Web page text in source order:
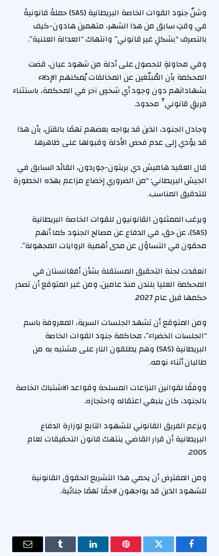
وشنّ جنود القوات الخاصة البريطانية (SAS) حملةً قانونيةً
في وقتٍ سابق من هذا الشهر، متهمين هادون-كيف
بالتصرف “بشكلٍ غير قانوني” وانتهاك “العدالة العلنية”.
وفي محاولةٍ للحصول على أدلة من شهود عيان، قضت
المحكمة بأن المُبلّغين عن المخالفات يُمكنهم الإدلاء
بشهاداتهم دون وجود أي شخصٍ آخر في المحكمة، باستثناء
فريقٍ قانونيٍّ محدود.
وجادل الجنود، الذين قد يواجه بعضهم تهمًا بالقتل، بأن هذا
قد يؤدي إلى عدم فحص الأدلة وقبولها على ظاهرها.
قال العقيد هاميش دي بريتون-جوردون، القائد السابق في
الجيش البريطاني: “من الضروري إخضاع مزاعم بهذه الخطورة
للتدقيق المناسب.
ويرغب الممثلون القانونيون للقوات الخاصة البريطانية
(SAS)، عن حق، في الدفاع عن مصالح الجنود كما أنهم
محقون في التساؤل عن مدى أهمية الروايات المجهولة”.
انعقدت لجنة التحقيق المستقلة بشأن أفغانستان في
المحكمة العليا بلندن منذ عامين، ومن غير المتوقع أن تصدر
حكمها قبل عام 2027.
ومن المتوقع أن تشهد الجلسات السرية، المعروفة باسم
“الجلسات الخضراء”، محاكمة جنود القوات الخاصة
البريطانية (SAS) وهم يطلقون النار على مشتبه به من
طالبان أثناء نومه.
ووفقًا لقوانين النزاعات المسلحة وقواعد الاشتباك الخاصة
بالجنود، كان ينبغي اعتقاله واحتجازه.
ويزعم الفريق القانوني للشهود التابع لوزارة الدفاع
البريطانية أن قرار القاضي ينتهك قانون التحقيقات لعام
2005.
ومن المفترض أن يحمي هذا التشريع الحقوق القانونية
للشهود الذين قد يواجهون لاحقًا تهمًا جنائية.
فيسبوك تويتر بينتيريستلينكدإن Tumblr البريد